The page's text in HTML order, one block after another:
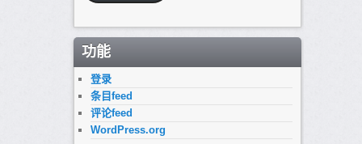
功能
登录
条目feed
评论feed
WordPress.org